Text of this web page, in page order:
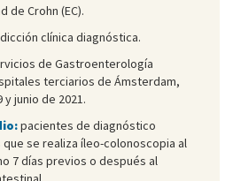
de Crohn (EC).
clínica diagnóstica.
de Gastroenterología
terciarios de Ámsterdam,
junio de 2021.
pacientes de diagnóstico
se realiza íleo-colonoscopia al
7 días previos o después al